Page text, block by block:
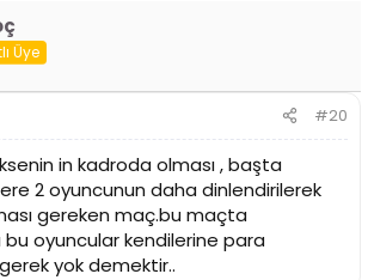
Üye
#20
in kadroda olması , başta
2 oyuncunun daha dinlendirilerek
gereken maç.bu maçta
oyuncular kendilerine para
yok demektir..